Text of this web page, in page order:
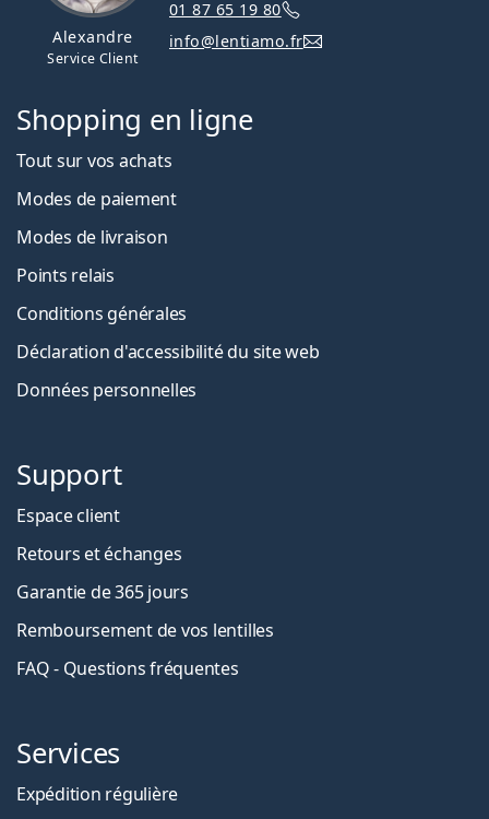
Alexandre
Service Client
01 87 65 19 80
info@lentiamo.fr
Shopping en ligne
Tout sur vos achats
Modes de paiement
Modes de livraison
Points relais
Conditions générales
Déclaration d'accessibilité du site web
Données personnelles
Support
Espace client
Retours et échanges
Garantie de 365 jours
Remboursement de vos lentilles
FAQ - Questions fréquentes
Services
Expédition régulière